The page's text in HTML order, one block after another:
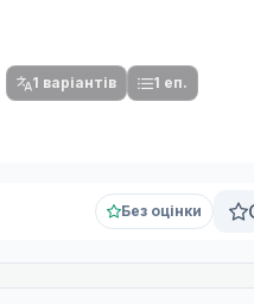
1 варіантів 1 еп.
Без оцінки